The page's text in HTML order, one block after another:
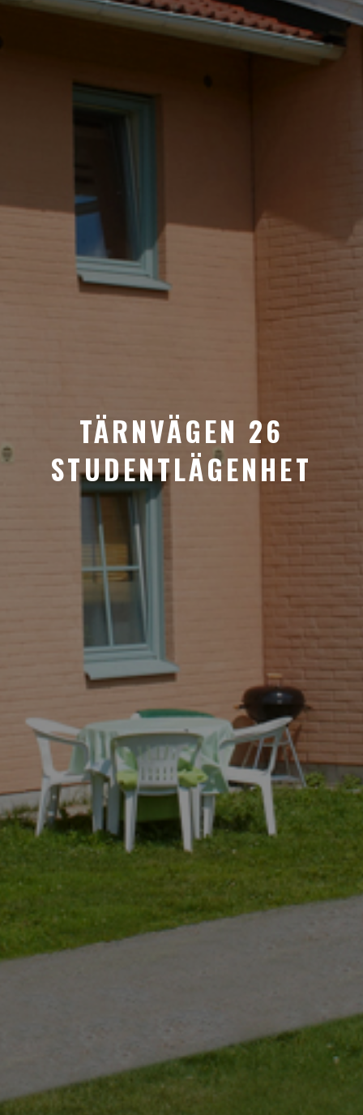
TÄRNVÄGEN 26
STUDENTLÄGENHET